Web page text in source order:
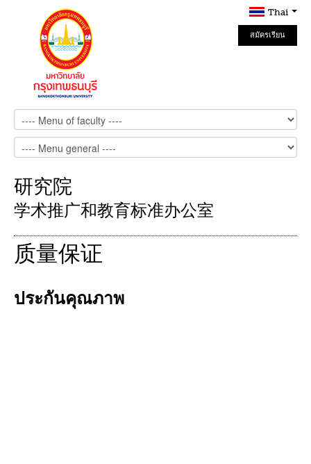
Thai
สมัครเรียน
Online
研究院
学术推广和教育标准办公室
质量保证
ประกันคุณภาพ